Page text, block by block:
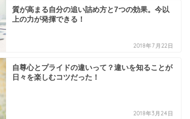
質が高まる自分の追い詰め方と7つの効果。今以
上の力が発揮できる！
2018年7月22日
自尊心とプライドの違いって？違いを知ることが
日々を楽しむコツだった！
2018年3月24日